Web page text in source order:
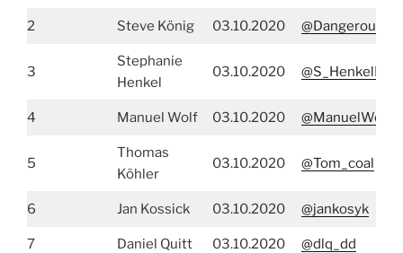
2 Steve König 03.10.2020
3
Stephanie
Henkel
03.10.2020 @S_HenkelDD
4 Manuel Wolf 03.10.2020
5
Thomas
Köhler
03.10.2020 @Tom_coal
6 Jan Kossick 03.10.2020 @jankosyk
7 Daniel Quitt 03.10.2020 @dlq_dd